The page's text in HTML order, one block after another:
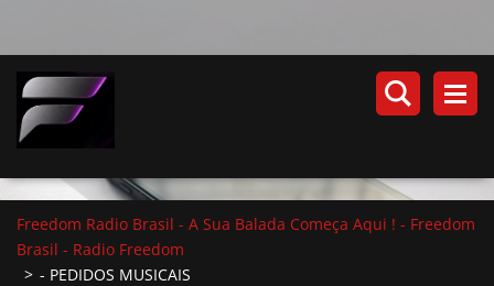
Freedom Radio Brasil - A Sua Balada Começa Aqui ! - Freedom
Brasil - Radio Freedom
> - PEDIDOS MUSICAIS